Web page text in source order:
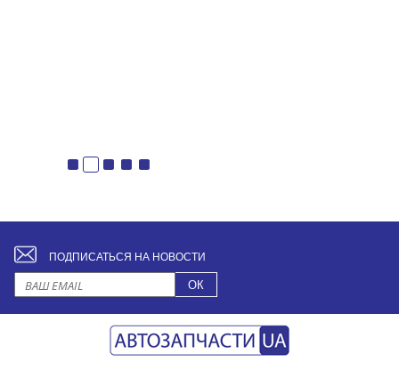
ПОДПИСАТЬСЯ НА НОВОСТИ